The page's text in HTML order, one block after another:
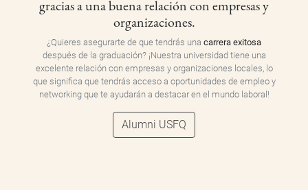
gracias a una buena relación con empresas y
organizaciones.
¿Quieres asegurarte de que tendrás una carrera exitosa
después de la graduación? ¡Nuestra universidad tiene una
excelente relación con empresas y organizaciones locales, lo
que significa que tendrás acceso a oportunidades de empleo y
networking que te ayudarán a destacar en el mundo laboral!
Alumni USFQ